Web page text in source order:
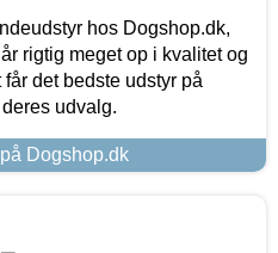
hos Dogshop.dk,
rigtig meget op i kvalitet og
det bedste udstyr på
udvalg.
Dogshop.dk